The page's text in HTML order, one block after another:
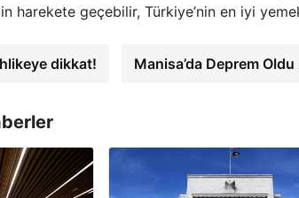
harekete geçebilir, Türkiye’nin en iyi
dikkat! Manisa’da Deprem